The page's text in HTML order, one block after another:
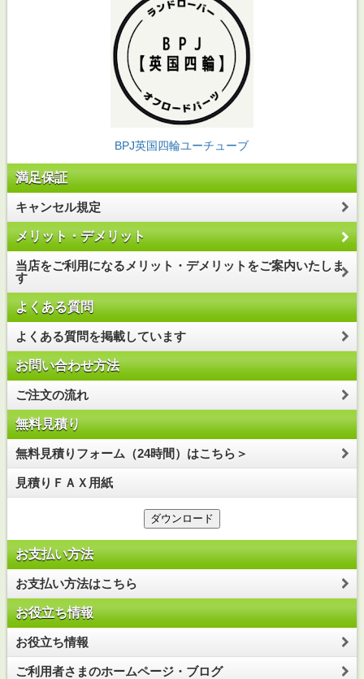
BPJ英国四輪ユーチューブ
満足保証
キャンセル規定
メリット・デメリット
当店をご利用になるメリット・デメリットをご案内いたしま
す
よくある質問
よくある質問を掲載しています
お問い合わせ方法
ご注文の流れ
無料見積り
無料見積りフォーム（24時間）はこちら＞
見積りＦＡＸ用紙
お支払い方法
お支払い方法はこちら
お役立ち情報
お役立ち情報
ご利用者さまのホームページ・ブログ